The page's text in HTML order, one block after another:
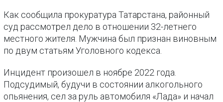
Как сообщила прокуратура Татарстана, районный
суд рассмотрел дело в отношении 32-летнего
местного жителя. Мужчина был признан виновным
по двум статьям Уголовного кодекса.
Инцидент произошел в ноябре 2022 года.
Подсудимый, будучи в состоянии алкогольного
опьянения, сел за руль автомобиля «Лада» и начал